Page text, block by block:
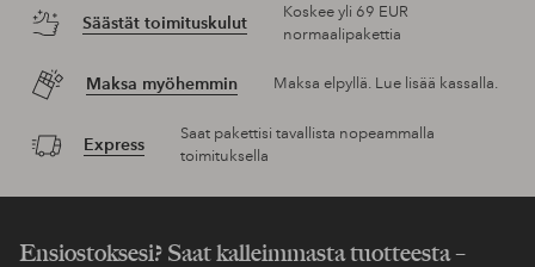
Säästät toimituskulut
Koskee yli 69 EUR
normaalipakettia
Maksa myöhemmin Maksa elpyllä. Lue lisää kassalla.
Express
Saat pakettisi tavallista nopeammalla
toimituksella
Ensiostoksesi? Saat kalleimmasta tuotteesta –